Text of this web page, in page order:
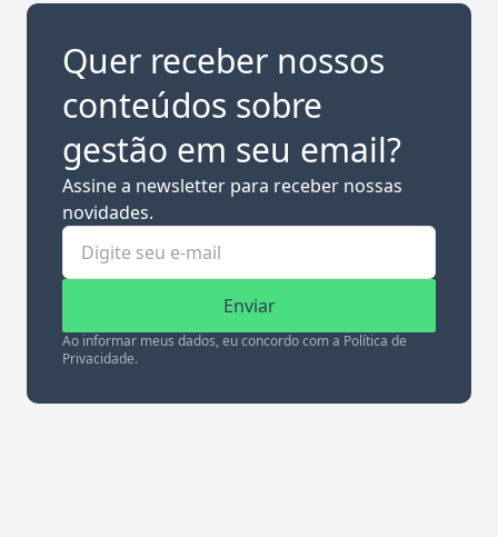
Quer receber nossos
conteúdos sobre
gestão em seu email?
Assine a newsletter para receber nossas
novidades.
Enviar
Ao informar meus dados, eu concordo com a Política de
Privacidade.